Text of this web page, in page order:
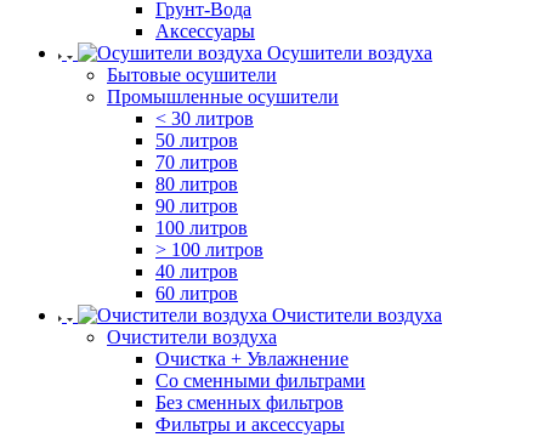
Грунт-Вода
Аксессуары
Осушители воздуха
Бытовые осушители
Промышленные осушители
< 30 литров
50 литров
70 литров
80 литров
90 литров
100 литров
> 100 литров
40 литров
60 литров
Очистители воздуха
Очистители воздуха
Очистка + Увлажнение
Cо сменными фильтрами
Без сменных фильтров
Фильтры и аксессуары